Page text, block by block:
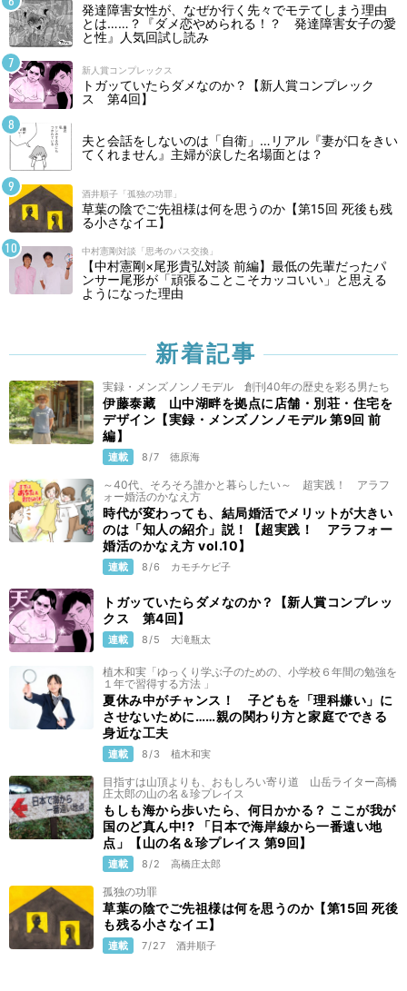
発達障害女性が、なぜか行く先々でモテてしまう理由
とは……？『ダメ恋やめられる！？ 発達障害女子の愛
と性』人気回試し読み
新人賞コンプレックス
トガッていたらダメなのか？【新人賞コンプレック
ス 第4回】
夫と会話をしないのは「自衛」…リアル『妻が口をきい
てくれません』主婦が涙した名場面とは？
酒井順子「孤独の功罪」
草葉の陰でご先祖様は何を思うのか【第15回 死後も残
る小さなイエ】
中村憲剛対談「思考のパス交換」
【中村憲剛×尾形貴弘対談 前編】最低の先輩だったパ
ンサー尾形が「頑張ることこそカッコいい」と思える
ようになった理由
新着記事
実録・メンズノンノモデル 創刊40年の歴史を彩る男たち
伊藤泰藏 山中湖畔を拠点に店舗・別荘・住宅を
デザイン【実録・メンズノンノモデル 第9回 前
編】
連載 8/7 徳原海
～40代、そろそろ誰かと暮らしたい～ 超実践！ アラフ
ォー婚活のかなえ方
時代が変わっても、結局婚活でメリットが大きい
のは「知人の紹介」説！【超実践！ アラフォー
婚活のかなえ方 vol.10】
連載 8/6 カモチケビ子
トガッていたらダメなのか？【新人賞コンプレッ
クス 第4回】
連載 8/5 大滝瓶太
植木和実「ゆっくり学ぶ子のための、小学校６年間の勉強を
１年で習得する方法 」
夏休み中がチャンス！ 子どもを「理科嫌い」に
させないために……親の関わり方と家庭でできる
身近な工夫
連載 8/3 植木和実
目指すは山頂よりも、おもしろい寄り道 山岳ライター高橋
庄太郎の山の名＆珍プレイス
もしも海から歩いたら、何日かかる？ ここが我が
国のど真ん中!? 「日本で海岸線から一番遠い地
点」【山の名＆珍プレイス 第9回】
連載 8/2 高橋庄太郎
孤独の功罪
草葉の陰でご先祖様は何を思うのか【第15回 死後
も残る小さなイエ】
連載 7/27 酒井順子